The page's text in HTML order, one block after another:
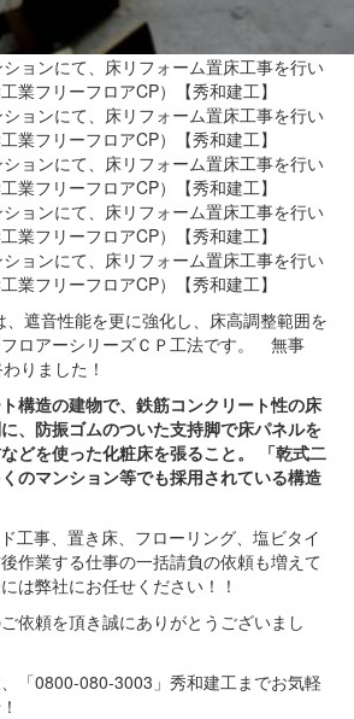
、遮音性能を更に強化し、床高調整範囲を
ロアーシリーズＣＰ工法です。 無事
りました！
構造の建物で、鉄筋コンクリート性の床
、防振ゴムのついた支持脚で床パネルを
どを使った化粧床を張ること。 「乾式二
のマンション等でも採用されている構造
工事、置き床、フローリング、塩ビタイ
作業する仕事の一括請負の依頼も増えて
は弊社にお任せください！！
依頼を頂き誠にありがとうございまし
「0800-080-3003」秀和建工までお気軽